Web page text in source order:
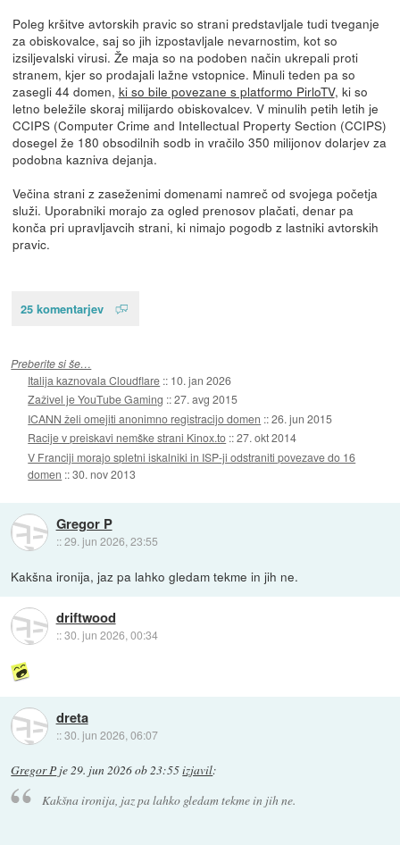
Poleg kršitve avtorskih pravic so strani predstavljale tudi tveganje
za obiskovalce, saj so jih izpostavljale nevarnostim, kot so
izsiljevalski virusi. Že maja so na podoben način ukrepali proti
stranem, kjer so prodajali lažne vstopnice. Minuli teden pa so
zasegli 44 domen, ki so bile povezane s platformo PirloTV, ki so
letno beležile skoraj milijardo obiskovalcev. V minulih petih letih je
CCIPS (Computer Crime and Intellectual Property Section (CCIPS)
dosegel že 180 obsodilnih sodb in vračilo 350 milijonov dolarjev za
podobna kazniva dejanja.
Večina strani z zaseženimi domenami namreč od svojega početja
služi. Uporabniki morajo za ogled prenosov plačati, denar pa
konča pri upravljavcih strani, ki nimajo pogodb z lastniki avtorskih
pravic.
25 komentarjev
Preberite si še…
Italija kaznovala Cloudflare :: 10. jan 2026
Zaživel je YouTube Gaming ::27. avg 2015
ICANN želi omejiti anonimno registracijo domen ::26. jun 2015
Racije v preiskavi nemške strani Kinox.to ::27. okt 2014
V Franciji morajo spletni iskalniki in ISP-ji odstraniti povezave do 16
domen ::30. nov 2013
Gregor P
::29. jun 2026, 23:55
Kakšna ironija, jaz pa lahko gledam tekme in jih ne.
driftwood
::30. jun 2026, 00:34
dreta
::30. jun 2026, 06:07
Gregor P je29. jun 2026 ob 23:55izjavil:
Kakšna ironija, jaz pa lahko gledam tekme in jih ne.